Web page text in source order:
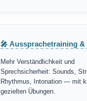
🎤 Aussprachetraining &
Mehr Verständlichkeit und
Sprechsicherheit: Sounds,
Rhythmus, Intonation — mit
gezielten Übungen.